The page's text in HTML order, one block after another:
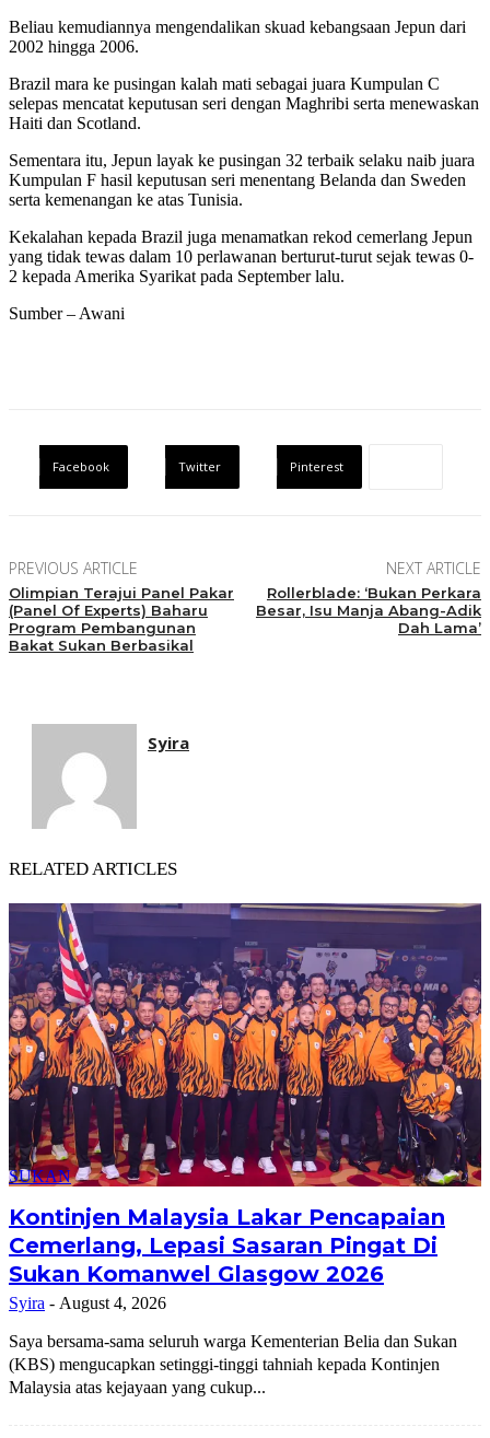
Beliau kemudiannya mengendalikan skuad kebangsaan Jepun dari
2002 hingga 2006.
Brazil mara ke pusingan kalah mati sebagai juara Kumpulan C
selepas mencatat keputusan seri dengan Maghribi serta menewaskan
Haiti dan Scotland.
Sementara itu, Jepun layak ke pusingan 32 terbaik selaku naib juara
Kumpulan F hasil keputusan seri menentang Belanda dan Sweden
serta kemenangan ke atas Tunisia.
Kekalahan kepada Brazil juga menamatkan rekod cemerlang Jepun
yang tidak tewas dalam 10 perlawanan berturut-turut sejak tewas 0-
2 kepada Amerika Syarikat pada September lalu.
Sumber – Awani
Facebook Twitter Pinterest
PREVIOUS ARTICLE
Olimpian Terajui Panel Pakar
(Panel Of Experts) Baharu
Program Pembangunan
Bakat Sukan Berbasikal
NEXT ARTICLE
Rollerblade: ‘Bukan Perkara
Besar, Isu Manja Abang-Adik
Dah Lama’
Syira
RELATED ARTICLES
SUKAN
Kontinjen Malaysia Lakar Pencapaian
Cemerlang, Lepasi Sasaran Pingat Di
Sukan Komanwel Glasgow 2026
Syira - August 4, 2026
Saya bersama-sama seluruh warga Kementerian Belia dan Sukan
(KBS) mengucapkan setinggi-tinggi tahniah kepada Kontinjen
Malaysia atas kejayaan yang cukup...